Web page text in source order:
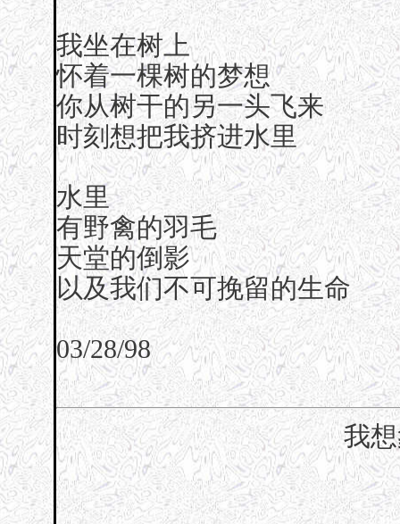
我坐在树上
怀着一棵树的梦想
你从树干的另一头飞来
时刻想把我挤进水里
水里
有野禽的羽毛
天堂的倒影
以及我们不可挽留的生命
03/28/98
我